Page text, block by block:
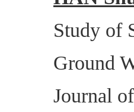
Study of
Ground
Journal